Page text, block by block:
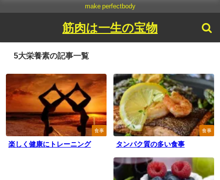
make perfectbody
筋肉は一生の宝物
5大栄養素の記事一覧
食事
楽しく健康にトレーニング
食事
タンパク質の多い食事